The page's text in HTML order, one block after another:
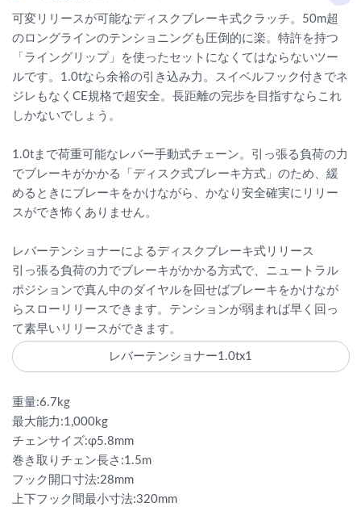
可変リリースが可能なディスクブレーキ式クラッチ。50m超
のロングラインのテンショニングも圧倒的に楽。特許を持つ
「ライングリップ」を使ったセットになくてはならないツー
ルです。1.0tなら余裕の引き込み力。スイベルフック付きでネ
ジレもなくCE規格で超安全。長距離の完歩を目指すならこれ
しかないでしょう。
1.0tまで荷重可能なレバー手動式チェーン。引っ張る負荷の力
でブレーキがかかる「ディスク式ブレーキ方式」のため、緩
めるときにブレーキをかけながら、かなり安全確実にリリー
スができ怖くありません。
レバーテンショナーによるディスクブレーキ式リリース
引っ張る負荷の力でブレーキがかかる方式で、ニュートラル
ポジションで真ん中のダイヤルを回せばブレーキをかけなが
らスローリリースできます。テンションが弱まれば早く回っ
て素早いリリースができます。
レバーテンショナー1.0tx1
重量:6.7kg
最大能力:1,000kg
チェンサイズ:φ5.8mm
巻き取りチェン長さ:1.5m
フック開口寸法:28mm
上下フック間最小寸法:320mm